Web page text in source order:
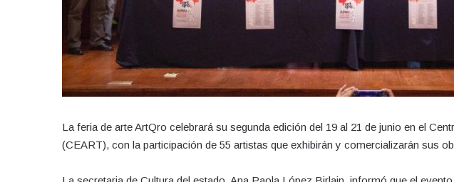
La feria de arte ArtQro celebrará su segunda edición del 19 al 21 de junio en el
(CEART), con la participación de 55 artistas que exhibirán y comercializarán sus